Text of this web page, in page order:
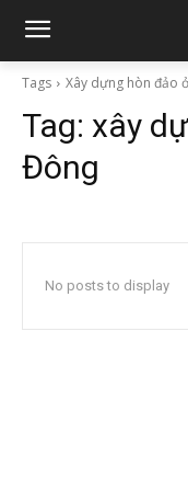
Tags Xây dựng hòn đảo
Tag: xây
Đông
No posts to display